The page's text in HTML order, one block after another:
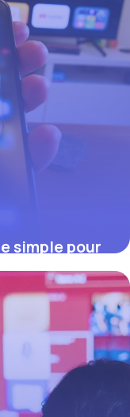
simple pour